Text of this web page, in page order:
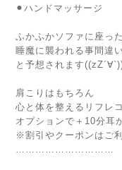
⚫︎ハンドマッサージ
ふかふかソファに座っ
睡魔に襲われる事間違
と予想されます
肩こりはもちろん
心と体を整えるリフレ
オプションで＋10分耳
※割引やクーポンはご
…………………………